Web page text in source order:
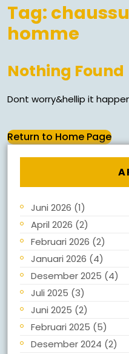
Tag:
homme
Nothing Found
Dont worry&hellip it
Return to Home Page
Juni 2026 (1)
April 2026 (2)
Februari 2026 (2)
Januari 2026 (4)
Desember 2025 (4)
Juli 2025 (3)
Juni 2025 (2)
Februari 2025 (5)
Desember 2024 (2)